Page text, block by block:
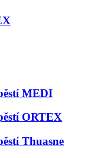
MEDI
ORTEX
Thuasne